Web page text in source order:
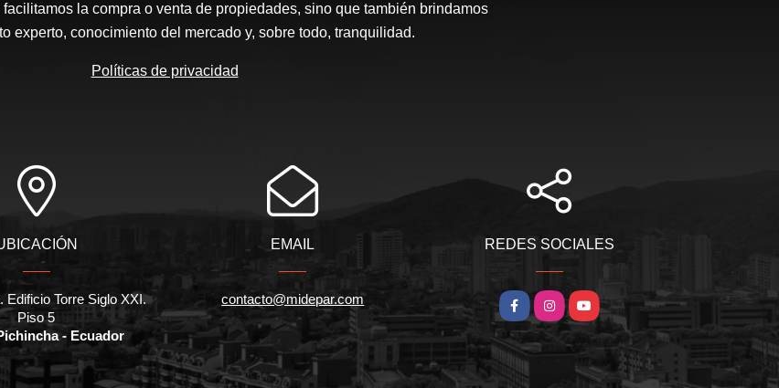
la compra o venta de propiedades, sino que también brindamos
experto, conocimiento del mercado y, sobre todo, tranquilidad.
Políticas de privacidad
Edificio Torre Siglo XXI.
Piso 5
- Ecuador
EMAIL
contacto@midepar.com
REDES SOCIALES
FacebookInstagramYouTube